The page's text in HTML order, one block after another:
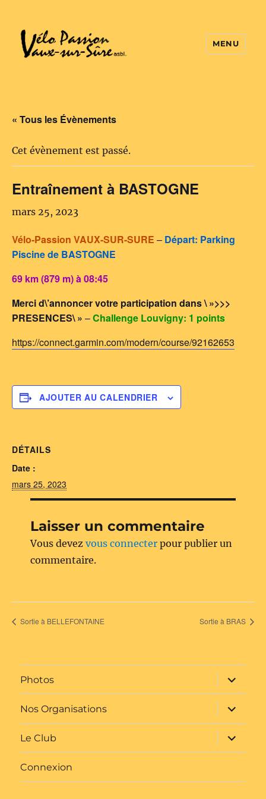
MENU
« Tous les Évènements
Cet évènement est passé.
Entraînement à BASTOGNE
mars 25, 2023
Vélo-Passion VAUX-SUR-SURE – Départ: Parking
Piscine de BASTOGNE
69 km (879 m) à 08:45
Merci d\’annoncer votre participation dans \ »>>>
PRESENCES\ » –Challenge Louvigny: 1 points
https://connect.garmin.com/modern/course/92162653
AJOUTER AU CALENDRIER
DÉTAILS
Date :
mars 25, 2023
Laisser un commentaire
Vous devezvous connecter pour publier un
commentaire.
Sortie à BELLEFONTAINE Sortie à BRAS
Photos
ouvrir
le
sous-
menu
Nos Organisations
ouvrir
le
sous-
menu
Le Club
ouvrir
le
sous-
Connexion